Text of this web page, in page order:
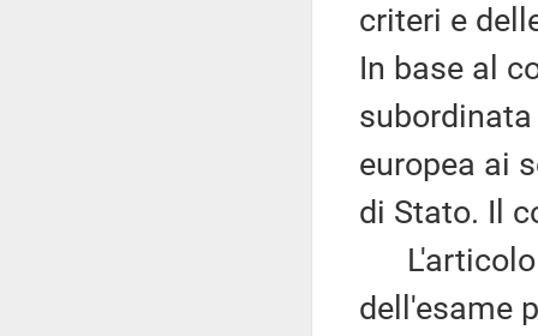
criteri e
In base al
europea ai
di Stato. Il
L'articolo
dell'esame